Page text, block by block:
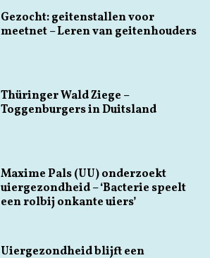
Gezocht: geitenstallen voor
meetnet – Leren van geitenhouders
Thüringer Wald Ziege –
Toggenburgers in Duitsland
Maxime Pals (UU) onderzoekt
uiergezondheid – ‘Bacterie speelt
een rolbij onkante uiers’
Uiergezondheid blijft een